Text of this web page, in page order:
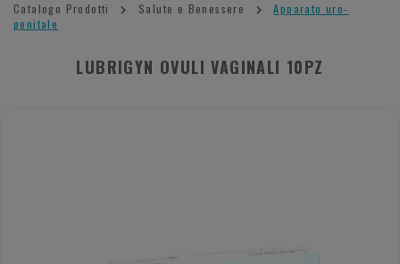
Catalogo Prodotti Salute e Benessere
Apparato uro-
genitale
LUBRIGYN OVULI VAGINALI 10PZ